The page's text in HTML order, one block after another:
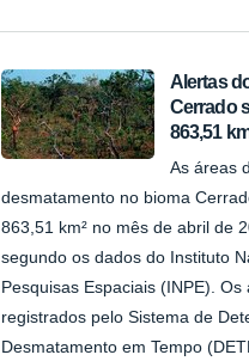
Alertas
Cerrado
863,51
As áreas
desmatamento no bioma
863,51 km² no mês de abril de
segundo os dados do Instituto
Pesquisas Espaciais (INPE). Os
registrados pelo Sistema de
Desmatamento em Tempo